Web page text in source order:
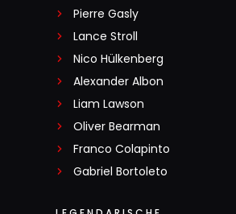
Pierre Gasly
Lance Stroll
Nico Hülkenberg
Alexander Albon
Liam Lawson
Oliver Bearman
Franco Colapinto
Gabriel Bortoleto